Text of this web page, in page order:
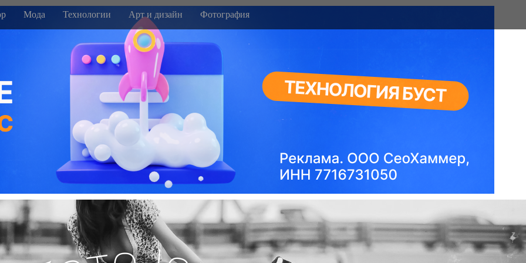
Мода Технологии Арт и дизайн Фотография